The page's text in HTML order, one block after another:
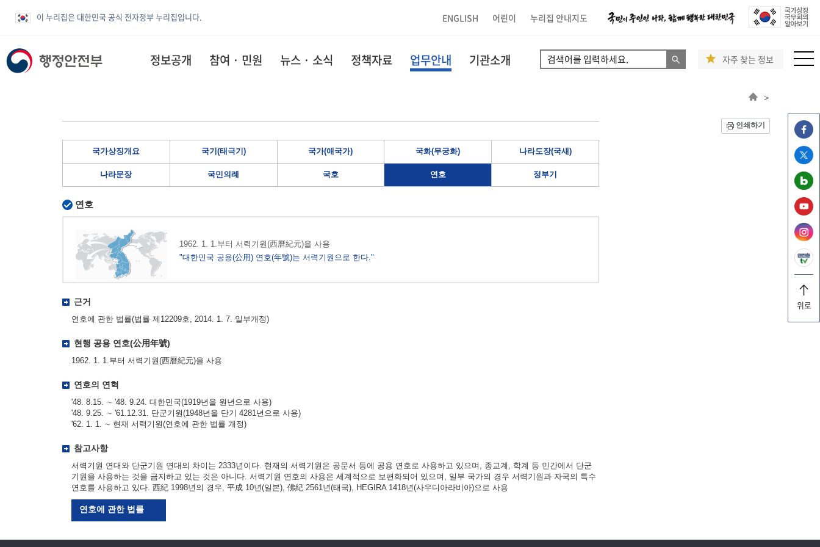
이 누리집은 대한민국 공식 전자정부 누리집입니다. ENGLISH 어린이 누리집 안내지도
위로
정보공개 참여 · 민원 뉴스 · 소식 정책자료 업무안내 기관소개 자주 찾는 정보
>
인쇄하기
국가상징개요 국기(태극기) 국가(애국가) 국화(무궁화) 나라도장(국새)
나라문장 국민의례 국호 연호 정부기
연호
1962. 1. 1.부터 서력기원(西曆紀元)을 사용
"대한민국 공용(公用) 연호(年號)는 서력기원으로 한다."
근거
연호에 관한 법률(법률 제12209호, 2014. 1. 7. 일부개정)
현행 공용 연호(公用年號)
1962. 1. 1.부터 서력기원(西曆紀元)을 사용
연호의 연혁
'48. 8.15. ∼ '48. 9.24. 대한민국(1919년을 원년으로 사용)
'48. 9.25. ∼ '61.12.31. 단군기원(1948년을 단기 4281년으로 사용)
'62. 1. 1. ∼ 현재 서력기원(연호에 관한 법률 개정)
참고사항
서력기원 연대와 단군기원 연대의 차이는 2333년이다. 현재의 서력기원은 공문서 등에 공용 연호로 사용하고 있으며, 종교계, 학계 등 민간에서 단군
기원을 사용하는 것을 금지하고 있는 것은 아니다. 서력기원 연호의 사용은 세계적으로 보편화되어 있으며, 일부 국가의 경우 서력기원과 자국의 특수
연호를 사용하고 있다. 西紀 1998년의 경우, 平成 10년(일본), 佛紀 2561년(태국), HEGIRA 1418년(사우디아라비아)으로 사용
연호에 관한 법률